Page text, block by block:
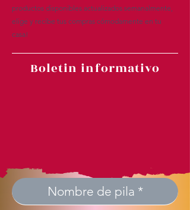
productos disponibles actualizados semanalmente,
elige y recibe tus compras cómodamente en tu
casa!
Boletin informativo